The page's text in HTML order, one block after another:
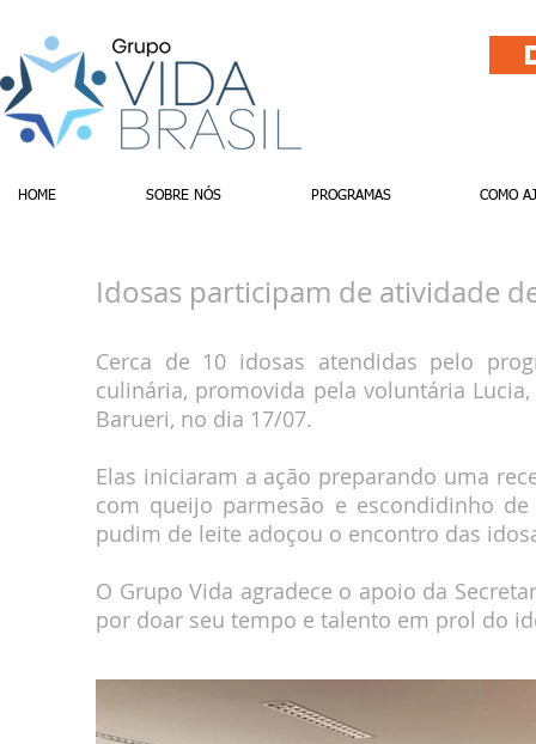
HOME SOBRE NÓS PROGRAMAS COMO
Idosas participam de atividade
Cerca de 10 idosas atendidas pelo
culinária, promovida pela voluntária
Barueri, no dia 17/07.
Elas iniciaram a ação preparando uma
com queijo parmesão e escondidinho
pudim de leite adoçou o encontro das
O Grupo Vida agradece o apoio da
por doar seu tempo e talento em prol do